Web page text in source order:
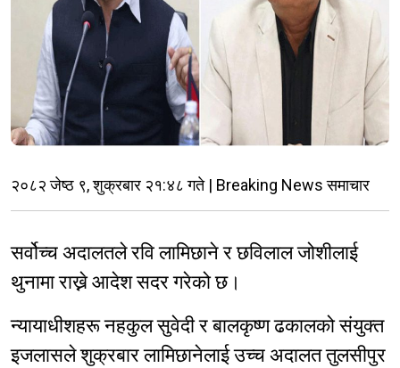
२०८२ जेष्ठ ९, शुक्रबार २१:४८ गते | Breaking News समाचार
सर्वोच्च अदालतले रवि लामिछाने र छविलाल जोशीलाई
थुनामा राख्ने आदेश सदर गरेको छ।
न्यायाधीशहरू नहकुल सुवेदी र बालकृष्ण ढकालको संयुक्त
इजलासले शुक्रबार लामिछानेलाई उच्च अदालत तुलसीपुर